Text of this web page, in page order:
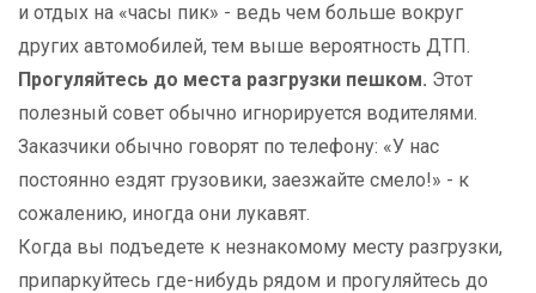
и отдых на «часы пик» - ведь чем больше вокруг
других автомобилей, тем выше вероятность ДТП.
Прогуляйтесь до места разгрузки пешком. Этот
полезный совет обычно игнорируется водителями.
Заказчики обычно говорят по телефону: «У нас
постоянно ездят грузовики, заезжайте смело!» - к
сожалению, иногда они лукавят.
Когда вы подъедете к незнакомому месту разгрузки,
припаркуйтесь где-нибудь рядом и прогуляйтесь до